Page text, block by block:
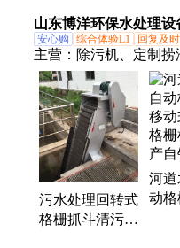
效果高
山东博洋环保水处理设
安心购 综合体验L1 回复及时
主营： 除污机、定制
械格栅、废水处理设备
污水处理回转式
格栅抓斗清污机
河道
动